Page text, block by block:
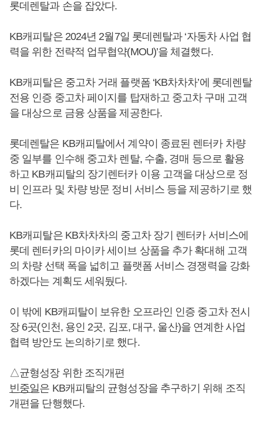
롯데렌탈과 손을 잡았다.
KB캐피탈은 2024년 2월7일 롯데렌탈과 ‘자동차 사업 협
력을 위한 전략적 업무협약(MOU)’을 체결했다.
KB캐피탈은 중고차 거래 플랫폼 ‘KB차차차’에 롯데렌탈
전용 인증 중고차 페이지를 탑재하고 중고차 구매 고객
을 대상으로 금융 상품을 제공한다.
롯데렌탈은 KB캐피탈에서 계약이 종료된 렌터카 차량
중 일부를 인수해 중고차 렌탈, 수출, 경매 등으로 활용
하고 KB캐피탈의 장기렌터카 이용 고객을 대상으로 정
비 인프라 및 차량 방문 정비 서비스 등을 제공하기로 했
다.
KB캐피탈은 KB차차차의 중고차 장기 렌터카 서비스에
롯데 렌터카의 마이카 세이브 상품을 추가 확대해 고객
의 차량 선택 폭을 넓히고 플랫폼 서비스 경쟁력을 강화
하겠다는 계획도 세워뒀다.
이 밖에 KB캐피탈이 보유한 오프라인 인증 중고차 전시
장 6곳(인천, 용인 2곳, 김포, 대구, 울산)을 연계한 사업
협력 방안도 논의하기로 했다.
△균형성장 위한 조직개편
빈중일은 KB캐피탈의 균형성장을 추구하기 위해 조직
개편을 단행했다.